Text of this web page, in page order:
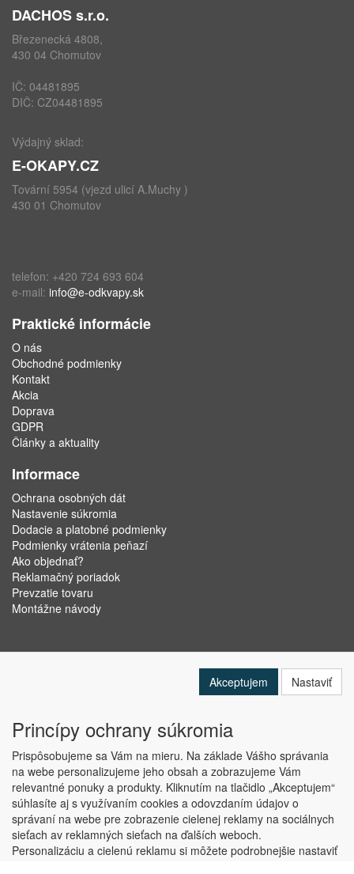
DACHOS s.r.o.
Březenecká 4808,
430 04 Chomutov
IČ: 04481895
DIČ: CZ04481895
Výdajný sklad:
E-OKAPY.CZ
Tovární 5954 (vjezd ulicí A.Muchy )
430 01 Chomutov
telefon: +420 724 693 604
e-mail: info@e-odkvapy.sk
Praktické informácie
O nás
Obchodné podmienky
Kontakt
Akcia
Doprava
GDPR
Články a aktuality
Informace
Ochrana osobných dát
Nastavenie súkromia
Dodacie a platobné podmienky
Podmienky vrátenia peňazí
Ako objednať?
Reklamačný poriadok
Prevzatie tovaru
Montážne návody
Copyright © ABRA Software a.s. 2019
Akceptujem Nastaviť
Princípy ochrany súkromia
Prispôsobujeme sa Vám na mieru. Na základe Vášho správania
na webe personalizujeme jeho obsah a zobrazujeme Vám
relevantné ponuky a produkty. Kliknutím na tlačidlo „Akceptujem“
súhlasíte aj s využívaním cookies a odovzdaním údajov o
správaní na webe pre zobrazenie cielenej reklamy na sociálnych
sieťach av reklamných sieťach na ďalších weboch.
Personalizáciu a cielenú reklamu si môžete podrobnejšie nastaviť